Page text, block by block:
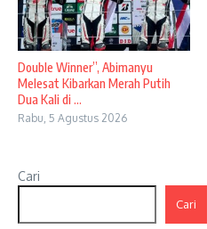
Double Winner”, Abimanyu
Melesat Kibarkan Merah Putih
Dua Kali di ...
Rabu, 5 Agustus 2026
Cari
Cari